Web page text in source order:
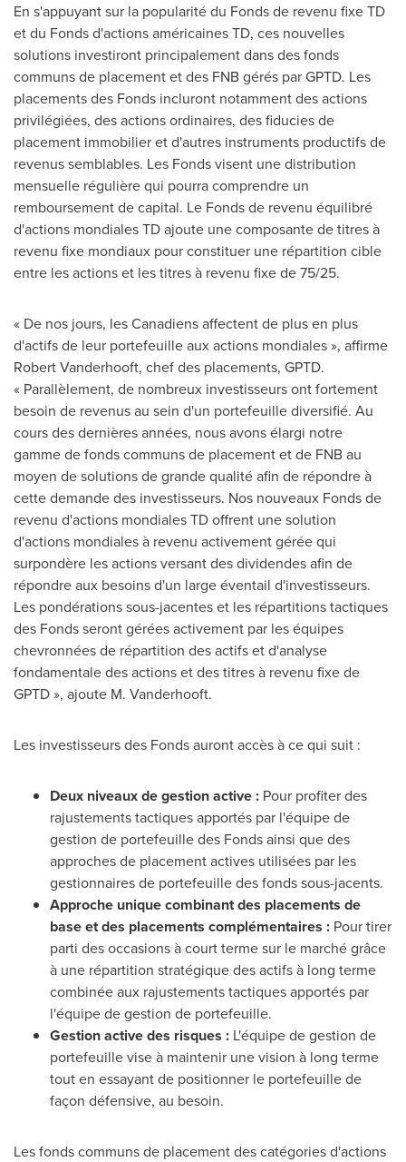
En s'appuyant sur la popularité du Fonds de revenu fixe TD
et du Fonds d'actions américaines TD, ces nouvelles
solutions investiront principalement dans des fonds
communs de placement et des FNB gérés par GPTD. Les
placements des Fonds incluront notamment des actions
privilégiées, des actions ordinaires, des fiducies de
placement immobilier et d'autres instruments productifs de
revenus semblables. Les Fonds visent une distribution
mensuelle régulière qui pourra comprendre un
remboursement de capital. Le Fonds de revenu équilibré
d'actions mondiales TD ajoute une composante de titres à
revenu fixe mondiaux pour constituer une répartition cible
entre les actions et les titres à revenu fixe de 75/25.
« De nos jours, les Canadiens affectent de plus en plus
d'actifs de leur portefeuille aux actions mondiales », affirme
Robert Vanderhooft, chef des placements, GPTD.
« Parallèlement, de nombreux investisseurs ont fortement
besoin de revenus au sein d'un portefeuille diversifié. Au
cours des dernières années, nous avons élargi notre
gamme de fonds communs de placement et de FNB au
moyen de solutions de grande qualité afin de répondre à
cette demande des investisseurs. Nos nouveaux Fonds de
revenu d'actions mondiales TD offrent une solution
d'actions mondiales à revenu activement gérée qui
surpondère les actions versant des dividendes afin de
répondre aux besoins d'un large éventail d'investisseurs.
Les pondérations sous-jacentes et les répartitions tactiques
des Fonds seront gérées activement par les équipes
chevronnées de répartition des actifs et d'analyse
fondamentale des actions et des titres à revenu fixe de
GPTD », ajoute M. Vanderhooft.
Les investisseurs des Fonds auront accès à ce qui suit :
Deux niveaux de gestion active : Pour profiter des
rajustements tactiques apportés par l'équipe de
gestion de portefeuille des Fonds ainsi que des
approches de placement actives utilisées par les
gestionnaires de portefeuille des fonds sous-jacents.
Approche unique combinant des placements de
base et des placements complémentaires : Pour tirer
parti des occasions à court terme sur le marché grâce
à une répartition stratégique des actifs à long terme
combinée aux rajustements tactiques apportés par
l'équipe de gestion de portefeuille.
Gestion active des risques : L'équipe de gestion de
portefeuille vise à maintenir une vision à long terme
tout en essayant de positionner le portefeuille de
façon défensive, au besoin.
Les fonds communs de placement des catégories d'actions